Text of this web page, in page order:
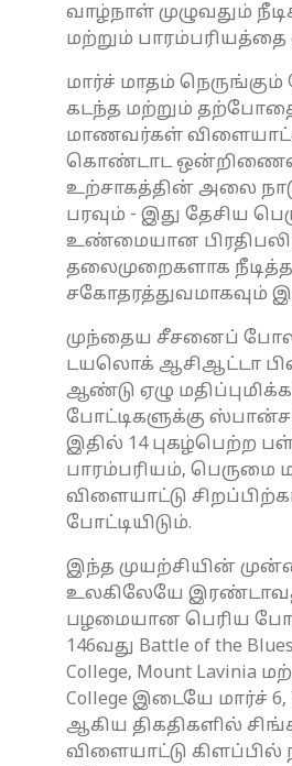
வாழ்நாள் முழுவதும்
மற்றும் பாரம்பரியத்தை
மார்ச் மாதம்
கடந்த மற்றும்
மாணவர்கள்
கொண்டாட
உற்சாகத்தின் அலை
பரவும் - இது தேசிய
உண்மையான
தலைமுறைகளாக நீடித்த
சகோதரத்துவமாகவும்
முந்தைய சீசனைப்
டயலொக் ஆசிஆட்டா
ஆண்டு ஏழு
போட்டிகளுக்கு
இதில் 14 புகழ்பெற்ற
பாரம்பரியம், பெருமை
விளையாட்டு
போட்டியிடும்.
இந்த முயற்சியின்
உலகிலேயே
பழமையான பெரிய
146வது Battle of the
College, Mount Lavinia
College இடையே மார்ச் 6,
ஆகிய திகதிகளில்
விளையாட்டு கிளப்பில்